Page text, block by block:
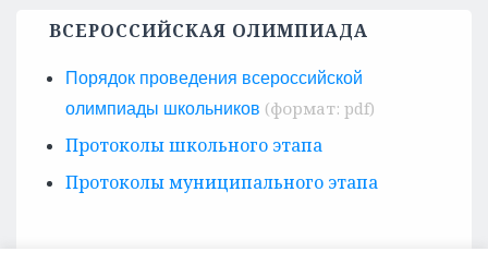
ВСЕРОССИЙСКАЯ ОЛИМПИАДА
Порядок проведения всероссийской
олимпиады школьников
Протоколы школьного этапа
Протоколы муниципального этапа